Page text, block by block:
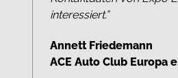
interessiert.”
Annett Friedemann
ACE Auto Club Europa